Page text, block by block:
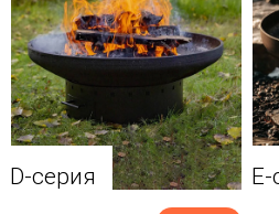
D-серия E-